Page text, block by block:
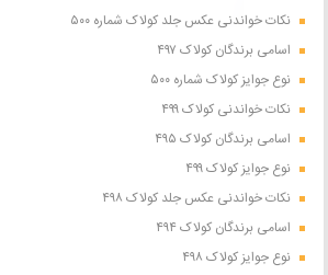
نکات خواندنی عکس جلد کولاک شماره ۵۰۰
اسامی برندگان کولاک ۴۹۷
نوع جوایز کولاک شماره ۵۰۰
نکات خواندنی کولاک ۴۹۹
اسامی برندگان کولاک ۴۹۵
نوع جوایز کولاک ۴۹۹
نکات خواندنی عکس جلد کولاک ۴۹۸
اسامی برندگان کولاک ۴۹۴
نوع جوایز کولاک ۴۹۸